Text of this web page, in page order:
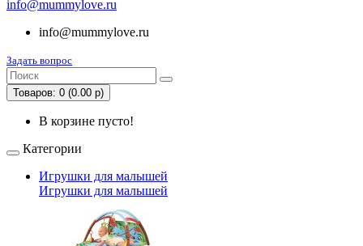
info@mummylove.ru
info@mummylove.ru
Задать вопрос
Товаров: 0 (0.00 р)
В корзине пусто!
Категории
Игрушки для малышей
Игрушки для малышей